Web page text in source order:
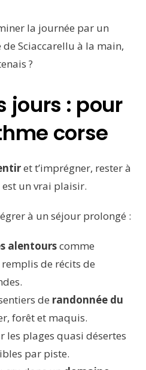
la journée par un
Sciaccarellu à la main,
?
jours : pour
corse
et t’imprégner, rester à
un vrai plaisir.
à un séjour prolongé :
alentourscomme
remplis de récits de
de randonnée du
forêt et maquis.
les plages quasi désertes
par piste.